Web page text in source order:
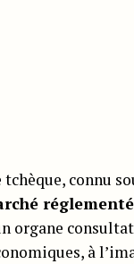
connu
organe
à